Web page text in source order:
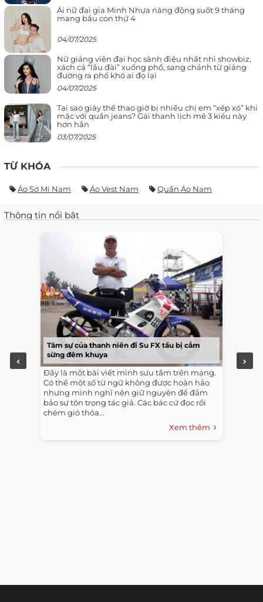
Ái nữ đại gia Minh Nhựa năng động suốt 9 tháng
mang bầu con thứ 4
04/07/2025
Nữ giảng viên đại học sành điệu nhất nhì showbiz,
xách cả “lâu đài” xuống phố, sang chảnh từ giảng
đường ra phố khó ai đọ lại
04/07/2025
Tại sao giày thể thao giờ bị nhiều chị em “xếp xó” khi
mặc với quần jeans? Gái thanh lịch mê 3 kiểu này
hơn hẳn
03/07/2025
TỪ KHÓA
Áo Sơ Mi Nam Áo Vest Nam Quần Áo Nam
Thông tin nổi bật
Tâm sự của thanh niên đi Su FX tầu bị cắm
sừng đêm khuya
Đây là một bài viết mình sưu tầm trên mạng.
Có thể một số từ ngữ không được hoàn hảo
nhưng mình nghĩ nên giữ nguyên để đảm
bảo sự tôn trọng tác giả. Các bác cứ đọc rồi
chém gió thỏa...
Xem thêm